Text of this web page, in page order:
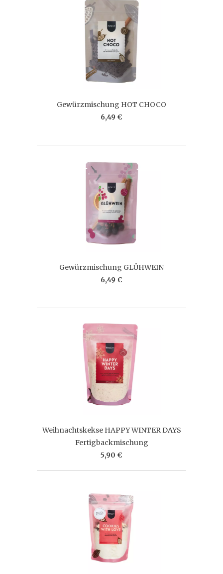
Gewürzmischung HOT CHOCO
6,49 €
Gewürzmischung GLÜHWEIN
6,49 €
Weihnachtskekse HAPPY WINTER DAYS
Fertigbackmischung
5,90 €